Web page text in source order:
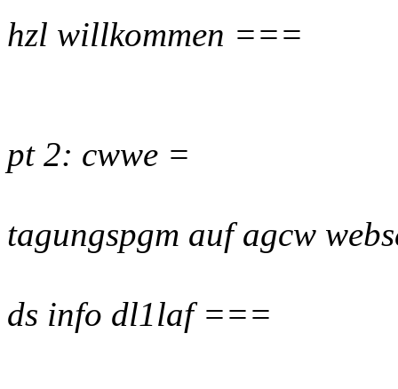
hzl willkommen ===
pt 2: cwwe =
tagungspgm auf agcw
ds info dl1laf ===